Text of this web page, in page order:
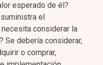
esperado de él?
el
considerar la
Se debería considerar,
o comprar,